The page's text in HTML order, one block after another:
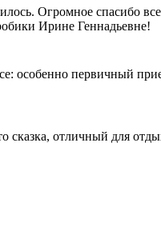
Огромное спасибо
Ирине Геннадьевне!
особенно первичный
отличный для